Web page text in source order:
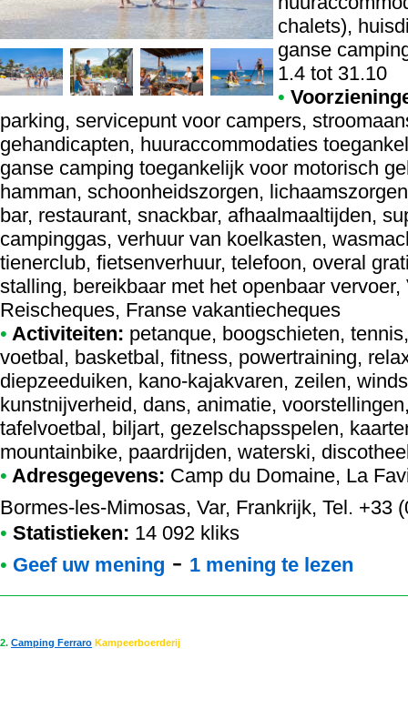
chalets),
ganse
1.4 tot 31.10
•
parking, servicepunt voor campers,
gehandicapten, huuraccommodaties
ganse camping toegankelijk voor motorisch
hamman, schoonheidszorgen,
bar, restaurant, snackbar, afhaalmaaltijden,
campinggas, verhuur van koelkasten,
tienerclub, fietsenverhuur, telefoon, overal
stalling, bereikbaar met het openbaar
Reischeques, Franse vakantiecheques
• Activiteiten: petanque, boogschieten,
voetbal, basketbal, fitness, powertraining,
diepzeeduiken, kano-kajakvaren, zeilen,
kunstnijverheid, dans, animatie,
tafelvoetbal, biljart, gezelschapsspelen,
mountainbike, paardrijden, waterski,
• Adresgegevens: Camp du Domaine, La
Bormes-les-Mimosas, Var, Frankrijk, Tel. +33
• Statistieken: 14 092 kliks
• Geef uw mening - 1 mening te lezen
2. Camping Ferraro Kampeerboerderij